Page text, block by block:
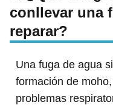
conllevar una
reparar?
Una fuga de agua
formación de
problemas